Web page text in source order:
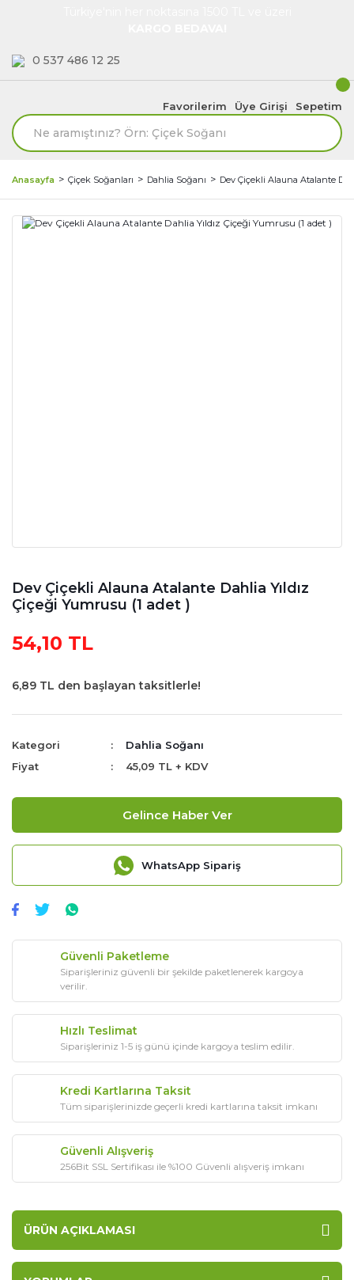
0 537 486 12 25
Favorilerim Üye Girişi Sepetim
Anasayfa Çiçek Soğanları Dahlia Soğanı Dev Çiçekli Alauna Atalante
Dev Çiçekli Alauna Atalante Dahlia Yıldız
Çiçeği Yumrusu (1 adet )
54,10 TL
6,89 TL den başlayan taksitlerle!
Kategori
Dahlia Soğanı
Fiyat
45,09 TL + KDV
Gelince Haber Ver
WhatsApp Sipariş
Güvenli Paketleme
Siparişleriniz güvenli bir şekilde paketlenerek kargoya
verilir.
Hızlı Teslimat
Siparişleriniz 1-5 iş günü içinde kargoya teslim edilir.
Kredi Kartlarına Taksit
Tüm siparişlerinizde geçerli kredi kartlarına taksit imkanı
Güvenli Alışveriş
256Bit SSL Sertifikası ile %100 Güvenli alışveriş imkanı
ÜRÜN AÇIKLAMASI